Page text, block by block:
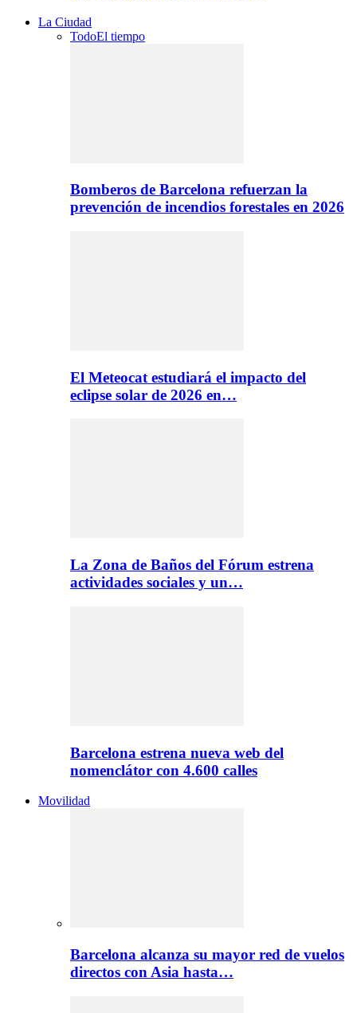
La Ciudad
TodoEl tiempo
Bomberos de Barcelona refuerzan la
prevención de incendios forestales en 2026
El Meteocat estudiará el impacto del
eclipse solar de 2026 en…
La Zona de Baños del Fórum estrena
actividades sociales y un…
Barcelona estrena nueva web del
nomenclátor con 4.600 calles
Movilidad
Barcelona alcanza su mayor red de vuelos
directos con Asia hasta…